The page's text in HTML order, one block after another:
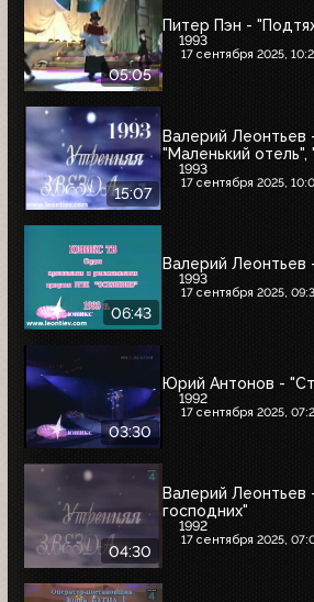
05:05
Питер Пэн -
1993
17 сентября 2025,
15:07
Валерий Леонтьев
"Маленький
1993
17 сентября 2025,
06:43
Валерий Леонтьев
1993
17 сентября 2025,
03:30
Юрий Антонов -
1992
17 сентября 2025,
04:30
Валерий Леонтьев - "У ворот
господних"
1992
17 сентября 2025,